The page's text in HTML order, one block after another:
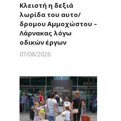
Κλειστή η δεξιά
λωρίδα του αυτο/
δρομου Αμμοχώστου –
Λάρνακας λόγω
οδικών έργων
07/08/2026